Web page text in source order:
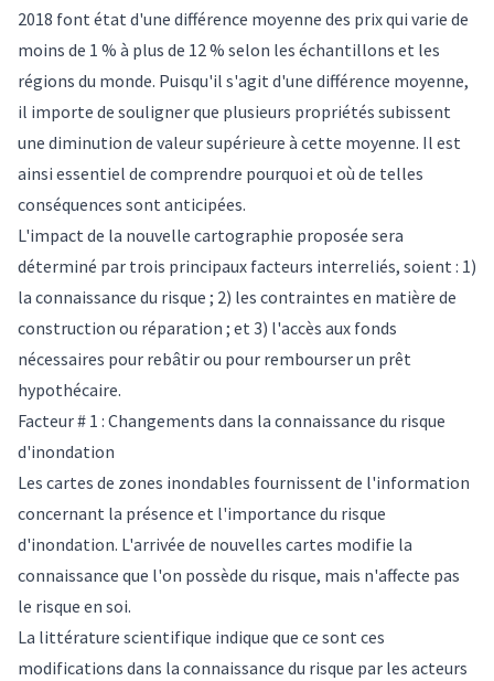
2018 font état d'une différence moyenne des prix qui varie de
moins de 1 % à plus de 12 % selon les échantillons et les
régions du monde. Puisqu'il s'agit d'une différence moyenne,
il importe de souligner que plusieurs propriétés subissent
une diminution de valeur supérieure à cette moyenne. Il est
ainsi essentiel de comprendre pourquoi et où de telles
conséquences sont anticipées.
L'impact de la nouvelle cartographie proposée sera
déterminé par trois principaux facteurs interreliés, soient : 1)
la connaissance du risque ; 2) les contraintes en matière de
construction ou réparation ; et 3) l'accès aux fonds
nécessaires pour rebâtir ou pour rembourser un prêt
hypothécaire.
Facteur # 1 : Changements dans la connaissance du risque
d'inondation
Les cartes de zones inondables fournissent de l'information
concernant la présence et l'importance du risque
d'inondation. L'arrivée de nouvelles cartes modifie la
connaissance que l'on possède du risque, mais n'affecte pas
le risque en soi.
La littérature scientifique indique que ce sont ces
modifications dans la connaissance du risque par les acteurs